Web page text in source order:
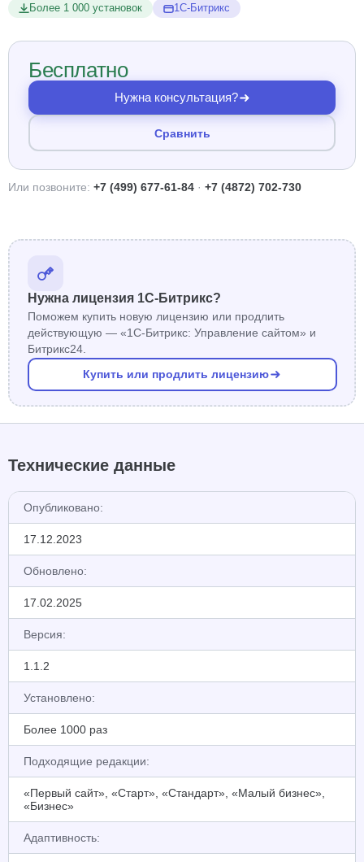
Более 1 000 установок 1С-Битрикс
Бесплатно
Нужна консультация?
Сравнить
Или позвоните: +7 (499) 677-61-84 · +7 (4872) 702-730
Нужна лицензия 1С-Битрикс?
Поможем купить новую лицензию или продлить
действующую — «1С-Битрикс: Управление сайтом» и
Битрикс24.
Купить или продлить лицензию
Технические данные
Опубликовано:
17.12.2023
Обновлено:
17.02.2025
Версия:
1.1.2
Установлено:
Более 1000 раз
Подходящие редакции:
«Первый сайт», «Старт», «Стандарт», «Малый бизнес»,
«Бизнес»
Адаптивность: